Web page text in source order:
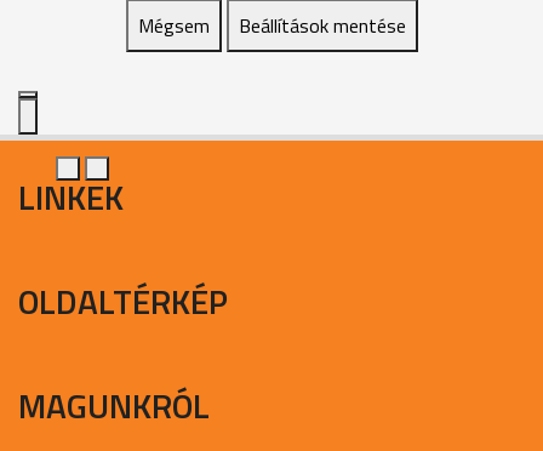
Mégsem Beállítások mentése
LINKEK
OLDALTÉRKÉP
MAGUNKRÓL